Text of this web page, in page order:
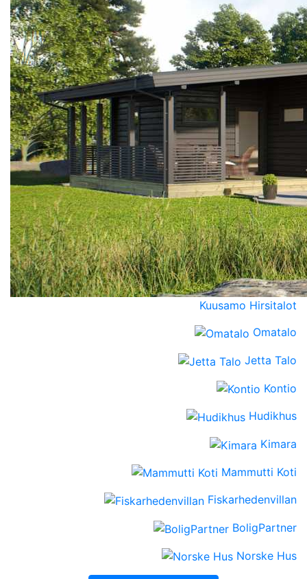
Kuusamo Hirsitalot
Omatalo
Jetta Talo
Kontio
Hudikhus
Kimara
Mammutti Koti
Fiskarhedenvillan
BoligPartner
Norske Hus